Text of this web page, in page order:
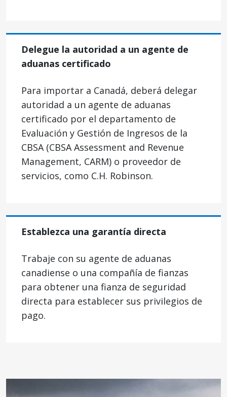
Delegue la autoridad a un agente de
aduanas certificado
Para importar a Canadá, deberá delegar
autoridad a un agente de aduanas
certificado por el departamento de
Evaluación y Gestión de Ingresos de la
CBSA (CBSA Assessment and Revenue
Management, CARM) o proveedor de
servicios, como C.H. Robinson.
Establezca una garantía directa
Trabaje con su agente de aduanas
canadiense o una compañía de fianzas
para obtener una fianza de seguridad
directa para establecer sus privilegios de
pago.